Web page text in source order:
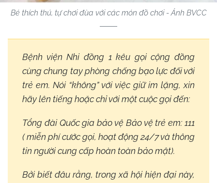
Bé thích thú, tự chơi đùa với các món đồ chơi - Ảnh BVCC
Bệnh viện Nhi đồng 1 kêu gọi cộng đồng
cùng chung tay phòng chống bạo lực đối với
trẻ em. Nói “không” với việc giữ im lặng, xin
hãy lên tiếng hoặc chỉ với một cuộc gọi đến:
Tổng đài Quốc gia bảo vệ Bảo vệ trẻ em: 111
( miễn phí cước gọi, hoạt động 24/7 và thông
tin người cung cấp hoàn toàn bảo mật).
Bởi biết đâu rằng, trong xã hội hiện đại này,